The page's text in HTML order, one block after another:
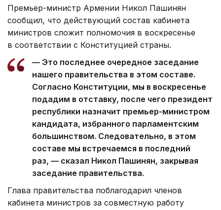
Премьер-министр Армении Никол Пашинян
сообщил, что действующий состав кабинета
министров сложит полномочия в воскресенье
в соответствии с Конституцией страны.
— Это последнее очередное заседание
нашего правительства в этом составе.
Согласно Конституции, мы в воскресенье
подадим в отставку, после чего президент
республики назначит премьер-министром
кандидата, избранного парламентским
большинством. Следовательно, в этом
составе мы встречаемся в последний
раз, — сказал Никол Пашинян, закрывая
заседание правительства.
Глава правительства поблагодарил членов
кабинета министров за совместную работу